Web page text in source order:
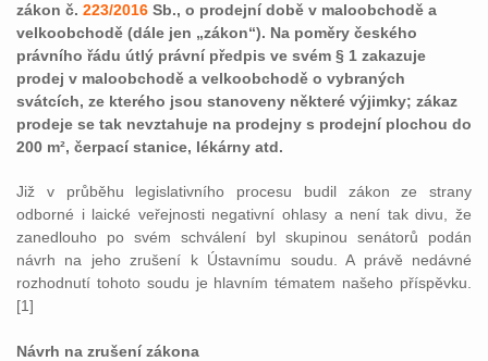
zákon č. 223/2016 Sb., o prodejní době v maloobchodě a
velkoobchodě (dále jen „zákon“). Na poměry českého
právního řádu útlý právní předpis ve svém § 1 zakazuje
prodej v maloobchodě a velkoobchodě o vybraných
svátcích, ze kterého jsou stanoveny některé výjimky; zákaz
prodeje se tak nevztahuje na prodejny s prodejní plochou do
200 m², čerpací stanice, lékárny atd.
Již v průběhu legislativního procesu budil zákon ze strany
odborné i laické veřejnosti negativní ohlasy a není tak divu, že
zanedlouho po svém schválení byl skupinou senátorů podán
návrh na jeho zrušení k Ústavnímu soudu. A právě nedávné
rozhodnutí tohoto soudu je hlavním tématem našeho příspěvku.
[1]
Návrh na zrušení zákona